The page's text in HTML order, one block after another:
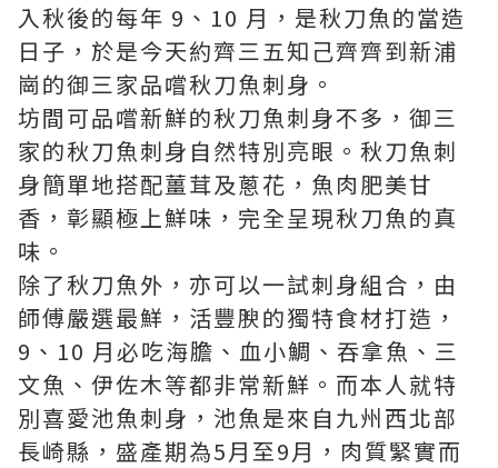
入秋後的每年 9、10 月，是秋刀魚的當造
日子，於是今天約齊三五知己齊齊到新浦
崗的御三家品嚐秋刀魚刺身。
坊間可品嚐新鮮的秋刀魚刺身不多，御三
家的秋刀魚刺身自然特別亮眼。秋刀魚刺
身簡單地搭配薑茸及蔥花，魚肉肥美甘
香，彰顯極上鮮味，完全呈現秋刀魚的真
味。
除了秋刀魚外，亦可以一試刺身組合，由
師傅嚴選最鮮，活豐腴的獨特食材打造，
9、10 月必吃海膽、血小鯛、吞拿魚、三
文魚、伊佐木等都非常新鮮。而本人就特
別喜愛池魚刺身，池魚是來自九州西北部
長崎縣，盛產期為5月至9月，肉質緊實而